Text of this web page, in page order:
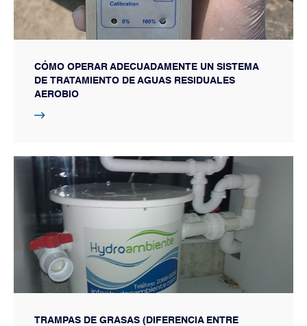
CÓMO OPERAR ADECUADAMENTE UN SISTEMA
DE TRATAMIENTO DE AGUAS RESIDUALES
AEROBIO
TRAMPAS DE GRASAS (DIFERENCIA ENTRE